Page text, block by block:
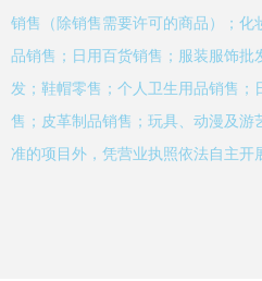
销售（除销售需要许可的商品）；化
品销售；日用百货销售；服装服饰批
发；鞋帽零售；个人卫生用品销售；
售；皮革制品销售；玩具、动漫及游
准的项目外，凭营业执照依法自主开